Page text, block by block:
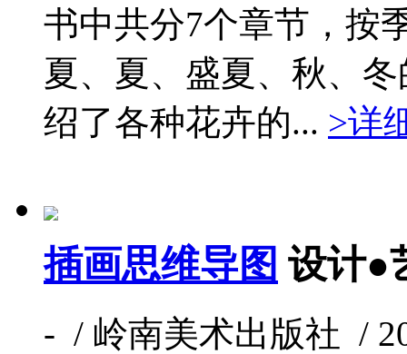
书中共分7个章节，按
夏、夏、盛夏、秋、
绍了各种花卉的... >详
插画思维导图 设计●
- / 岭南美术出版社 /